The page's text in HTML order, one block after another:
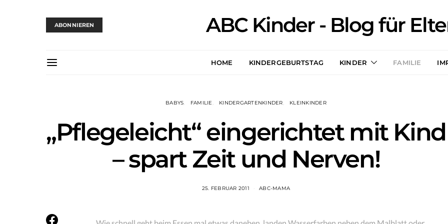
ABONNIEREN ABC Kinder - Blog für
HOME KINDERGEBURTSTAG KINDER FAMILIE
BABYS FAMILIE KINDERGARTENKINDER KLEINKINDER
„Pflegeleicht“ eingerichtet mit Kind
– spart Zeit und Nerven!
25. FEBRUAR 2011 ABC-MAMA